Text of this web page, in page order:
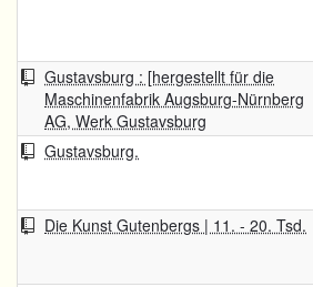
Gustavsburg : [hergestellt für die
Maschinenfabrik Augsburg-Nürnberg
AG, Werk Gustavsburg
Gustavsburg.
Die Kunst Gutenbergs | 11. - 20. Tsd.